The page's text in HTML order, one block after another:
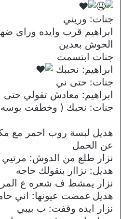
جنات: وريني
ابراهيم قرب وايده وراى
الحوش بعدين
جنات ابتسمت
ابراهيم: نحببك
جنات: حتى ني
ابراهيم: معادش تقولي
جنات: نحبك ( وخطفت بوسه
هديل لبسة روب احمر مع
عن الحمل
نزار طلع من الدوش: مرتيي
هديل: نزاار بنقولك حاجه
نزار يمشط ف شعره ع
هديل غمضت عيونها: اني
نزار ايده وقفت: ب بيبي